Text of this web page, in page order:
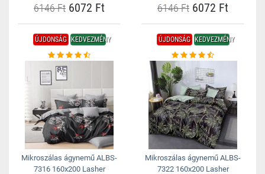
6146 Ft 6072 Ft 6146 Ft 6072 Ft
ÚJDONSÁG KEDVEZMÉNY
Mikroszálas ágynemű ALBS-
7316 160x200 Lasher
ÚJDONSÁG KEDVEZMÉNY
Mikroszálas ágynemű ALBS-
7322 160x200 Lasher